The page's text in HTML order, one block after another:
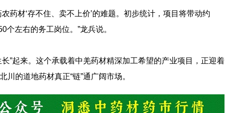
药材‘存不住、卖不上价’的难题。初步统计，项目将带动约
左右的务工岗位。”龙兵说。
”起来。这个承载着中羌药材精深加工希望的产业项目，正迎着
的道地药材真正“链”通广阔市场。